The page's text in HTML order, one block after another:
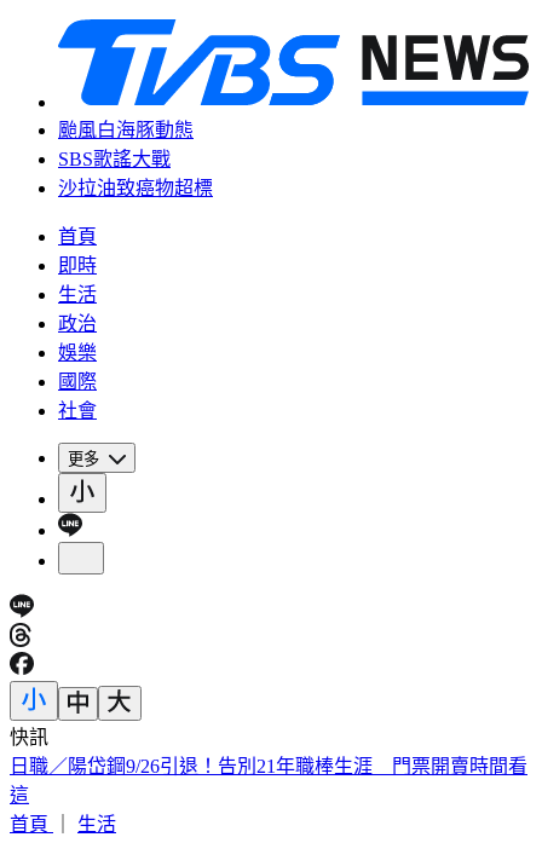
颱風白海豚動態
SBS歌謠大戰
沙拉油致癌物超標
首頁
即時
生活
政治
娛樂
國際
社會
更多
快訊
打詐打到哪？LINE投票詐騙燒中央 民進黨內接連傳災情
首頁